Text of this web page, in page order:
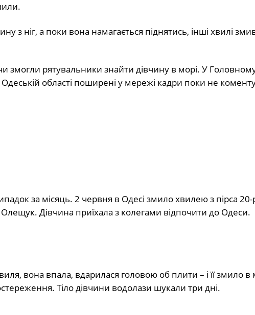
з ніг, а поки вона намагається піднятись, інші хвилі
змогли рятувальники знайти дівчину в морі. У
Одеській області поширені у мережі кадри поки не
за місяць. 2 червня в Одесі змило хвилею з пірса 20-
Олещук. Дівчина приїхала з колегами відпочити до Одеси.
вона впала, вдарилася головою об плити – і її змило
Тіло дівчини водолази шукали три дні.